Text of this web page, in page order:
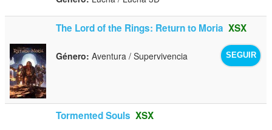
The Lord of the Rings: Return to Moria XSX
SEGUIR
Género: Aventura / Supervivencia
Tormented Souls XSX